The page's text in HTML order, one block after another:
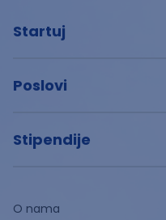
Startuj
Poslovi
Stipendije
O nama